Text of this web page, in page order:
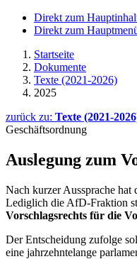
Direkt zum
Direkt zum
Startseite
Dokumente
Texte (2021-2026)
2025
zurück zu: Texte (2021-
Geschäftsordnung
Auslegung zum
Nach kurzer Aussprache hat
Lediglich die AfD-Fraktion
Vorschlagsrechts für die
Der Entscheidung zufolge
eine jahrzehntelange